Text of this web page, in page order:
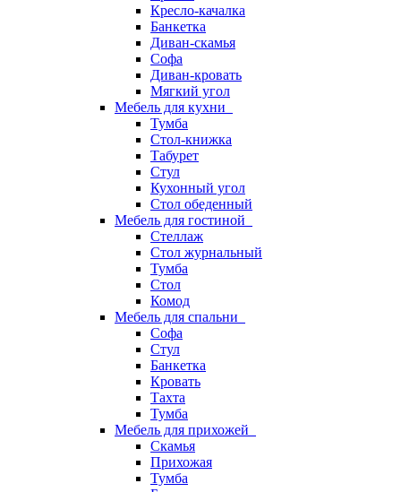
Кресло-качалка
Банкетка
Диван-скамья
Софа
Диван-кровать
Мягкий угол
Мебель для кухни
Тумба
Стол-книжка
Табурет
Стул
Кухонный угол
Стол обеденный
Мебель для гостиной
Стеллаж
Стол журнальный
Тумба
Стол
Комод
Мебель для спальни
Софа
Стул
Банкетка
Кровать
Тахта
Тумба
Мебель для прихожей
Скамья
Прихожая
Тумба